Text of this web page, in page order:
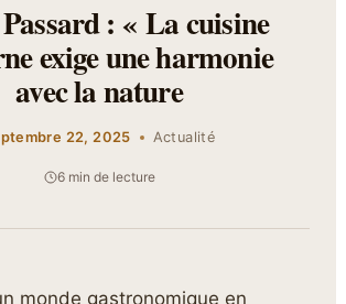
: « La cuisine
exige une harmonie
avec la nature
22, 2025 Actualité
6 min de lecture
monde gastronomique en